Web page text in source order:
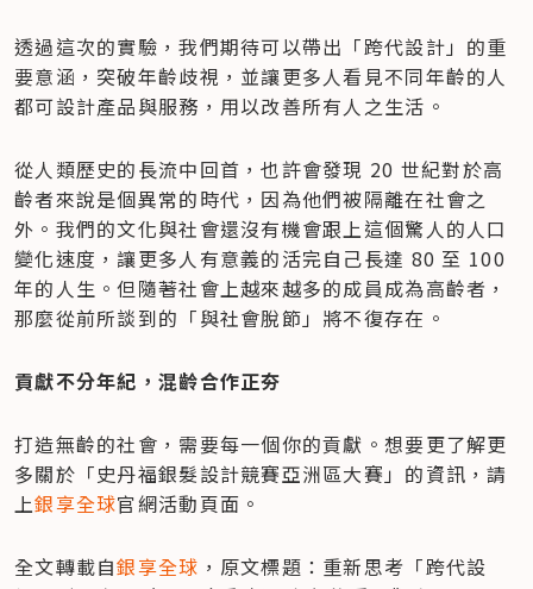
透過這次的實驗，我們期待可以帶出「跨代設計」的重
要意涵，突破年齡歧視，並讓更多人看見不同年齡的人
都可設計產品與服務，用以改善所有人之生活。
從人類歷史的長流中回首，也許會發現 20 世紀對於高
齡者來說是個異常的時代，因為他們被隔離在社會之
外。我們的文化與社會還沒有機會跟上這個驚人的人口
變化速度，讓更多人有意義的活完自己長達 80 至 100
年的人生。但隨著社會上越來越多的成員成為高齡者，
那麼從前所談到的「與社會脫節」將不復存在。
貢獻不分年紀，混齡合作正夯
打造無齡的社會，需要每一個你的貢獻。想要更了解更
多關於「史丹福銀髮設計競賽亞洲區大賽」的資訊，請
上銀享全球官網活動頁面。
全文轉載自銀享全球 ，原文標題：重新思考「跨代設